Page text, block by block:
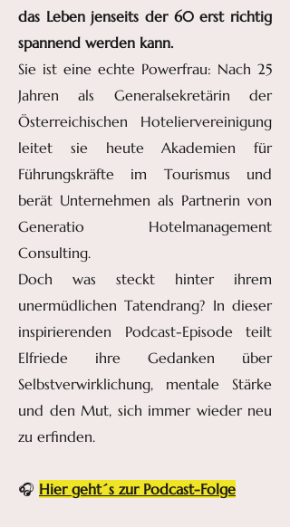
das Leben jenseits der 60 erst richtig
spannend werden kann.
Sie ist eine echte Powerfrau: Nach 25
Jahren als Generalsekretärin der
Österreichischen Hoteliervereinigung
leitet sie heute Akademien für
Führungskräfte im Tourismus und
berät Unternehmen als Partnerin von
Generatio Hotelmanagement
Consulting.
Doch was steckt hinter ihrem
unermüdlichen Tatendrang? In dieser
inspirierenden Podcast-Episode teilt
Elfriede ihre Gedanken über
Selbstverwirklichung, mentale Stärke
und den Mut, sich immer wieder neu
zu erfinden.
🎧 Hier geht´s zur Podcast-Folge